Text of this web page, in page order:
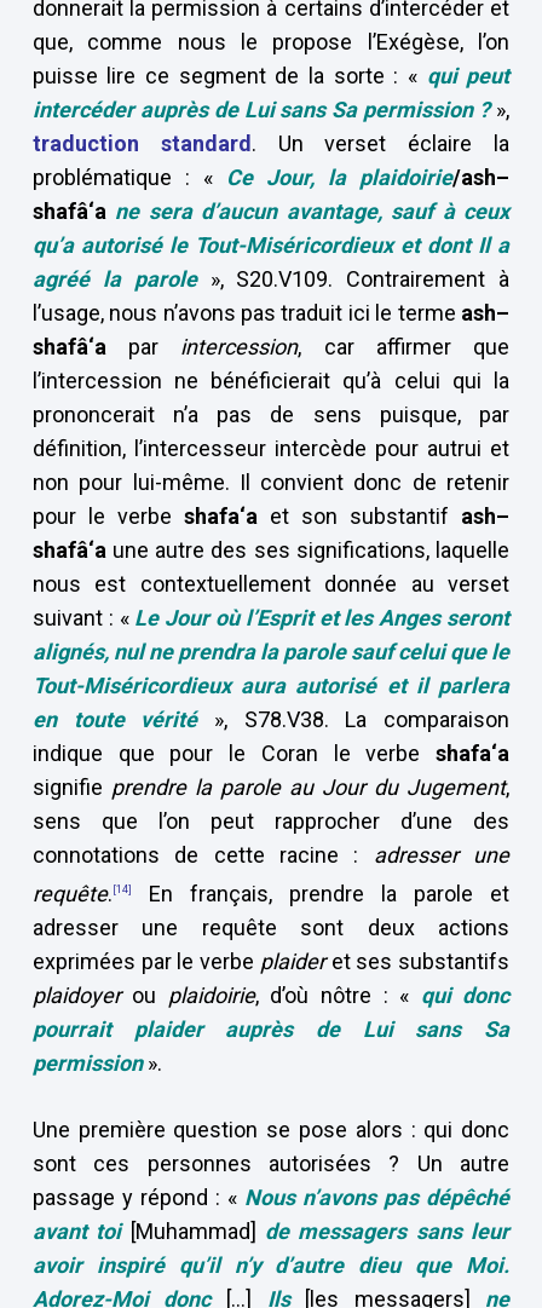
donnerait la permission à certains d’intercéder et
que, comme nous le propose l’Exégèse, l’on
puisse lire ce segment de la sorte : « qui peut
intercéder auprès de Lui sans Sa permission ?»,
traduction standard . Un verset éclaire la
problématique : « Ce Jour, la plaidoirie/ash–
shafâ‘a ne sera d’aucun avantage, sauf à ceux
qu’a autorisé le Tout-Miséricordieux et dont Il a
agréé la parole », S20.V109. Contrairement à
l’usage, nous n’avons pas traduit ici le terme ash–
shafâ‘a par intercession, car affirmer que
l’intercession ne bénéficierait qu’à celui qui la
prononcerait n’a pas de sens puisque, par
définition, l’intercesseur intercède pour autrui et
non pour lui-même. Il convient donc de retenir
pour le verbe shafa‘a et son substantif ash–
shafâ‘a une autre des ses significations, laquelle
nous est contextuellement donnée au verset
suivant : « Le Jour où l’Esprit et les Anges seront
alignés, nul ne prendra la parole sauf celui que le
Tout-Miséricordieux aura autorisé et il parlera
en toute vérité », S78.V38. La comparaison
indique que pour le Coran le verbeshafa‘a
signifie prendre la parole au Jour du Jugement,
sens que l’on peut rapprocher d’une des
connotations de cette racine : adresser une
requête. [14]
En français, prendre la parole et
adresser une requête sont deux actions
exprimées par le verbe plaideret ses substantifs
plaidoyer ou plaidoirie, d’où nôtre : « qui donc
pourrait plaider auprès de Lui sans Sa
permission».
Une première question se pose alors : qui donc
sont ces personnes autorisées ? Un autre
passage y répond : « Nous n’avons pas dépêché
avant toi[Muhammad] de messagers sans leur
avoir inspiré qu’il n’y d’autre dieu que Moi.
Adorez-Moi donc […] Ils [les messagers] ne